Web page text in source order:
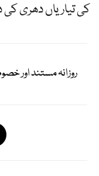
کی تیاریاں دھری
روزانہ مستند اور